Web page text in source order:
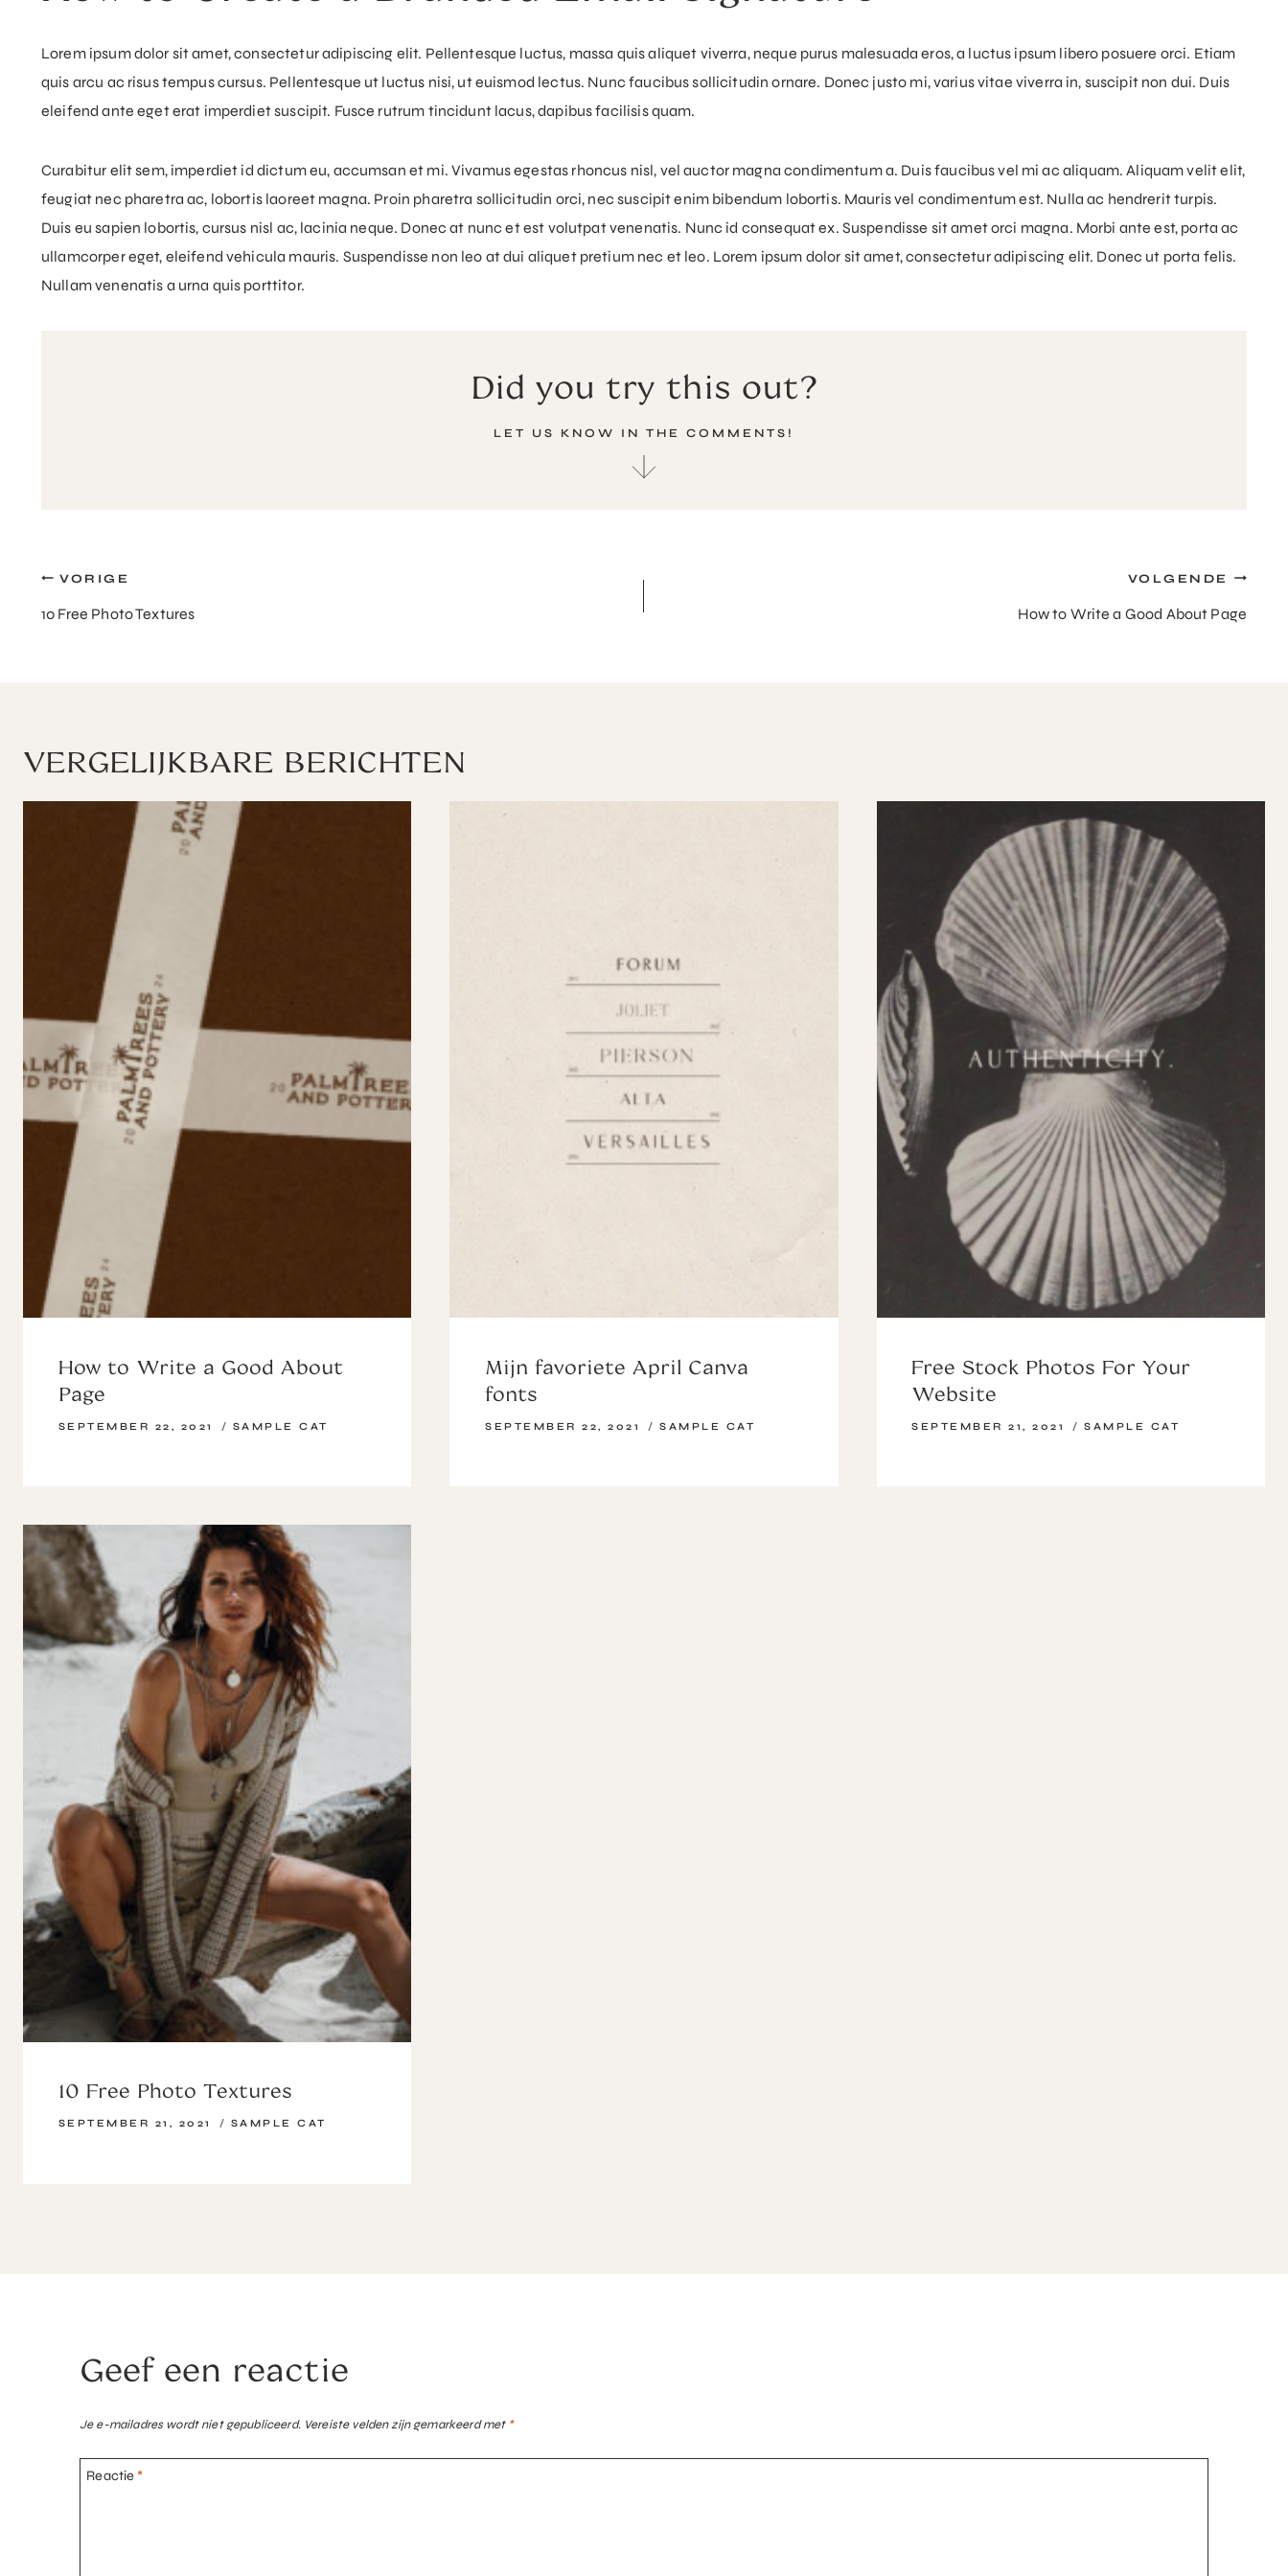
Lorem ipsum dolor sit amet, consectetur adipiscing elit. Pellentesque luctus, massa quis aliquet viverra, neque purus malesuada eros, a luctus ipsum libero posuere orci. Etiam
quis arcu ac risus tempus cursus. Pellentesque ut luctus nisi, ut euismod lectus. Nunc faucibus sollicitudin ornare. Donec justo mi, varius vitae viverra in, suscipit non dui. Duis
eleifend ante eget erat imperdiet suscipit. Fusce rutrum tincidunt lacus, dapibus facilisis quam.
Curabitur elit sem, imperdiet id dictum eu, accumsan et mi. Vivamus egestas rhoncus nisl, vel auctor magna condimentum a. Duis faucibus vel mi ac aliquam. Aliquam velit elit,
feugiat nec pharetra ac, lobortis laoreet magna. Proin pharetra sollicitudin orci, nec suscipit enim bibendum lobortis. Mauris vel condimentum est. Nulla ac hendrerit turpis.
Duis eu sapien lobortis, cursus nisl ac, lacinia neque. Donec at nunc et est volutpat venenatis. Nunc id consequat ex. Suspendisse sit amet orci magna. Morbi ante est, porta ac
ullamcorper eget, eleifend vehicula mauris. Suspendisse non leo at dui aliquet pretium nec et leo. Lorem ipsum dolor sit amet, consectetur adipiscing elit. Donec ut porta felis.
Nullam venenatis a urna quis porttitor.
Did you try this out?
LET US KNOW IN THE COMMENTS!
Bericht
navigatie
VORIGE
10 Free Photo Textures
VOLGENDE
How to Write a Good About Page
VERGELIJKBARE BERICHTEN
How to Write a Good About
Page
SEPTEMBER 22, 2021 SAMPLE CAT
Mijn favoriete April Canva
fonts
SEPTEMBER 22, 2021 SAMPLE CAT
Free Stock Photos For Your
Website
SEPTEMBER 21, 2021 SAMPLE CAT
10 Free Photo Textures
SEPTEMBER 21, 2021 SAMPLE CAT
Geef een reactie
Je e-mailadres wordt niet gepubliceerd. Vereiste velden zijn gemarkeerd met *
Reactie*